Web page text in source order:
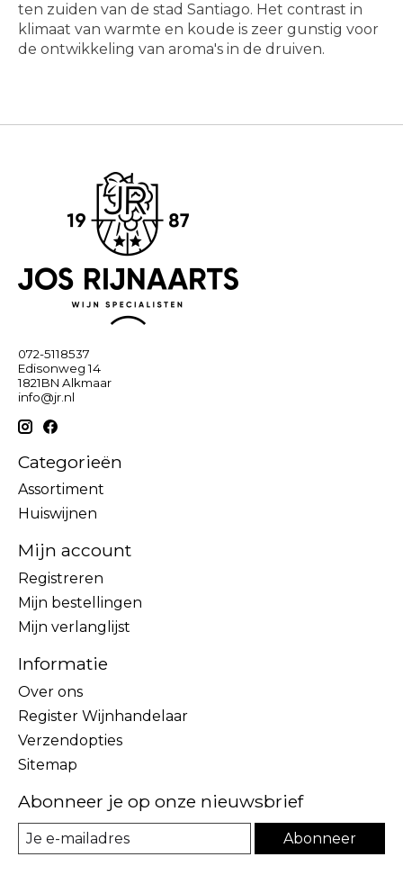
ten zuiden van de stad Santiago. Het contrast in
klimaat van warmte en koude is zeer gunstig voor
de ontwikkeling van aroma's in de druiven.
072-5118537
Edisonweg 14
1821BN Alkmaar
info@jr.nl
Categorieën
Assortiment
Huiswijnen
Mijn account
Registreren
Mijn bestellingen
Mijn verlanglijst
Informatie
Over ons
Register Wijnhandelaar
Verzendopties
Sitemap
Abonneer je op onze nieuwsbrief
Abonneer